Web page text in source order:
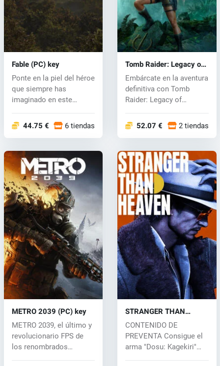
Fable (PC) key
Ponte en la piel del héroe
que siempre has
imaginado en este
44.75 € 6 tiendas
Tomb Raider: Legacy of
Atlantis (PC) key
Embárcate en la aventura
definitiva con Tomb
Raider: Legacy of
52.07 € 2 tiendas
METRO 2039 (PC) key
METRO 2039, el último y
revolucionario FPS de
los renombrados
STRANGER THAN
HEAVEN (PC) key
CONTENIDO DE
PREVENTA Consigue el
arma "Dosu: Kagekiri"